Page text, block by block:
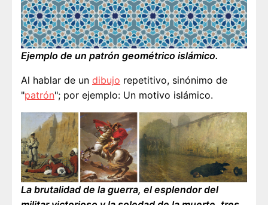
Ejemplo de un patrón geométrico islámico.
Al hablar de un dibujo repetitivo, sinónimo de
"patrón"; por ejemplo: Un motivo islámico.
La brutalidad de la guerra, el esplendor del